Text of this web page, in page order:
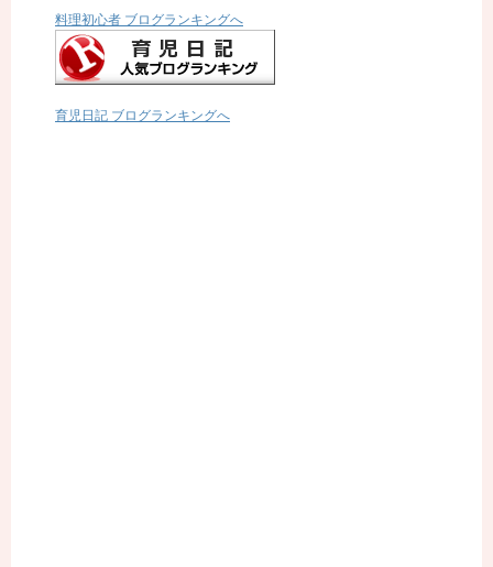
料理初心者 ブログランキングへ
育児日記 ブログランキングへ